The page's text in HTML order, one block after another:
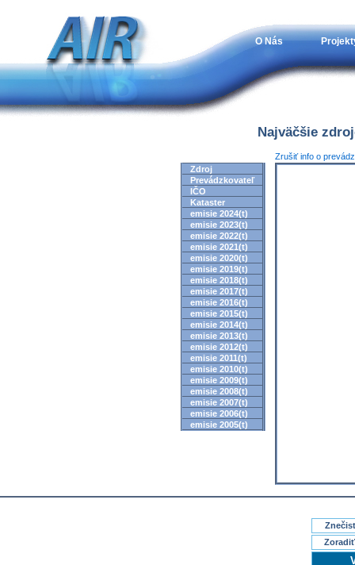
O Nás
Najväčšie
Zrušiť info o
Zdroj
Prevádzkovateľ
IČO
Kataster
emisie 2024(t)
emisie 2023(t)
emisie 2022(t)
emisie 2021(t)
emisie 2020(t)
emisie 2019(t)
emisie 2018(t)
emisie 2017(t)
emisie 2016(t)
emisie 2015(t)
emisie 2014(t)
emisie 2013(t)
emisie 2012(t)
emisie 2011(t)
emisie 2010(t)
emisie 2009(t)
emisie 2008(t)
emisie 2007(t)
emisie 2006(t)
emisie 2005(t)